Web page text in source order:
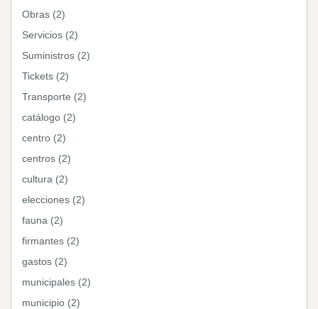
Obras (2)
Servicios (2)
Suministros (2)
Tickets (2)
Transporte (2)
catálogo (2)
centro (2)
centros (2)
cultura (2)
elecciones (2)
fauna (2)
firmantes (2)
gastos (2)
municipales (2)
municipio (2)